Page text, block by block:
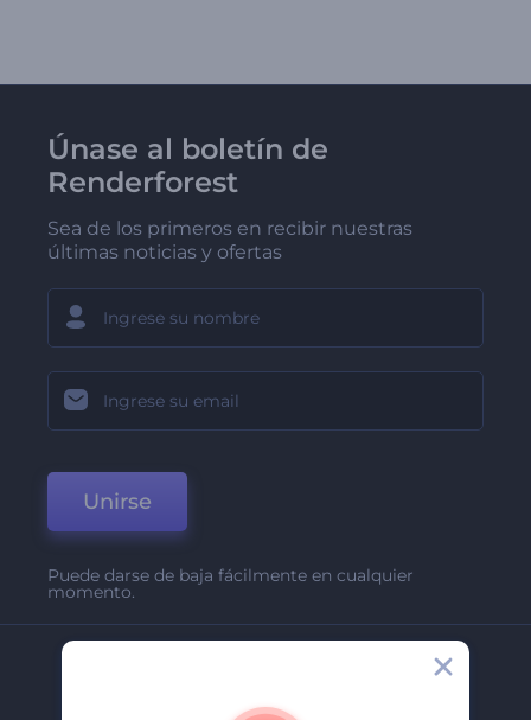
Únase al boletín de
Renderforest
Sea de los primeros en recibir nuestras
últimas noticias y ofertas
Unirse
Puede darse de baja fácilmente en cualquier
momento.
Acerca De